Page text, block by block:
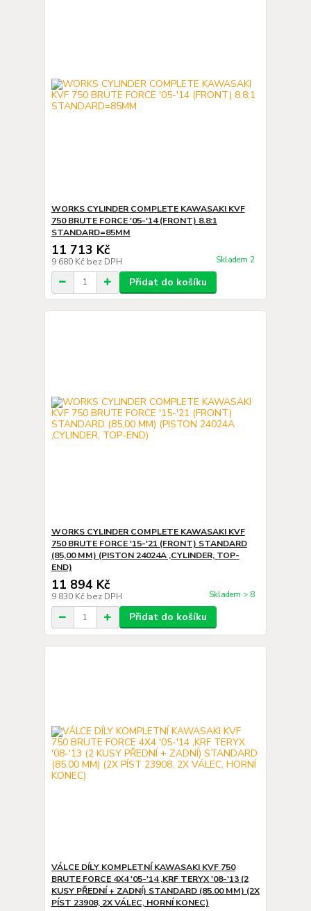
WORKS CYLINDER COMPLETE KAWASAKI KVF
750 BRUTE FORCE '05-'14 (FRONT) 8.8:1
STANDARD=85MM
11 713 Kč
9 680 Kč bez DPH Skladem 2
Přidat do košíku
WORKS CYLINDER COMPLETE KAWASAKI KVF
750 BRUTE FORCE '15-'21 (FRONT) STANDARD
(85,00 MM) (PISTON 24024A ,CYLINDER, TOP-
END)
11 894 Kč
9 830 Kč bez DPH Skladem > 8
Přidat do košíku
VÁLCE DÍLY KOMPLETNÍ KAWASAKI KVF 750
BRUTE FORCE 4X4 '05-'14 ,KRF TERYX '08-'13 (2
KUSY PŘEDNÍ + ZADNÍ) STANDARD (85.00 MM) (2X
PÍST 23908, 2X VÁLEC, HORNÍ KONEC)